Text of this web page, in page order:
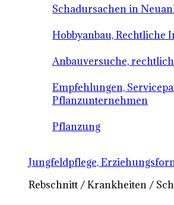
Schadursachen in
Hobbyanbau, Rechtliche
Anbauversuche,
Empfehlungen,
Pflanzunternehmen
Pflanzung
Jungfeldpflege,
Rebschnitt / Krankheiten /